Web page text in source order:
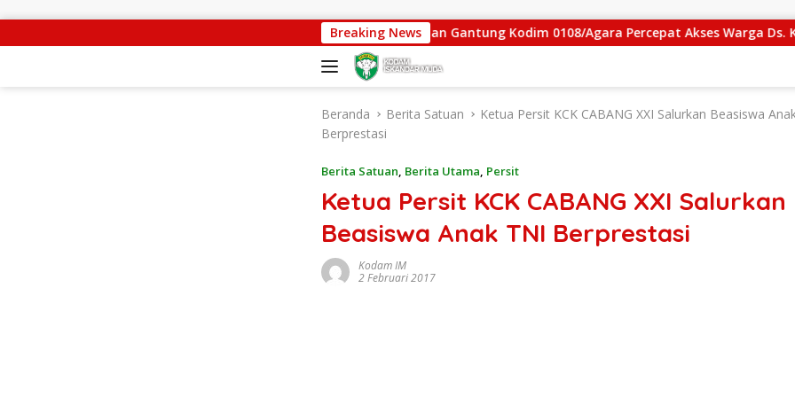
Breaking News
Progres Pembangunan Capai 88 Persen, Satgas Jembatan Gantung Kodim 0108/Agara Percepat Akses Warga Ds. Kuning
Beranda Berita Satuan
Ketua Persit KCK CABANG XXI Salurkan Beasiswa
Berprestasi
Berita Satuan, Berita Utama, Persit
Ketua Persit KCK CABANG XXI Salurkan
Beasiswa Anak TNI Berprestasi
Kodam IM
2 Februari 2017